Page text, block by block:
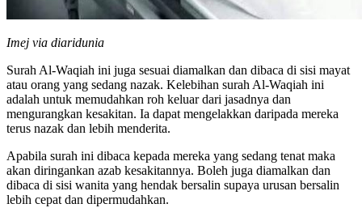
Imej via diaridunia
Surah Al-Waqiah ini juga sesuai diamalkan dan dibaca di sisi mayat
atau orang yang sedang nazak. Kelebihan surah Al-Waqiah ini
adalah untuk memudahkan roh keluar dari jasadnya dan
mengurangkan kesakitan. Ia dapat mengelakkan daripada mereka
terus nazak dan lebih menderita.
Apabila surah ini dibaca kepada mereka yang sedang tenat maka
akan diringankan azab kesakitannya. Boleh juga diamalkan dan
dibaca di sisi wanita yang hendak bersalin supaya urusan bersalin
lebih cepat dan dipermudahkan.